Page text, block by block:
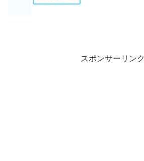
スポンサーリンク